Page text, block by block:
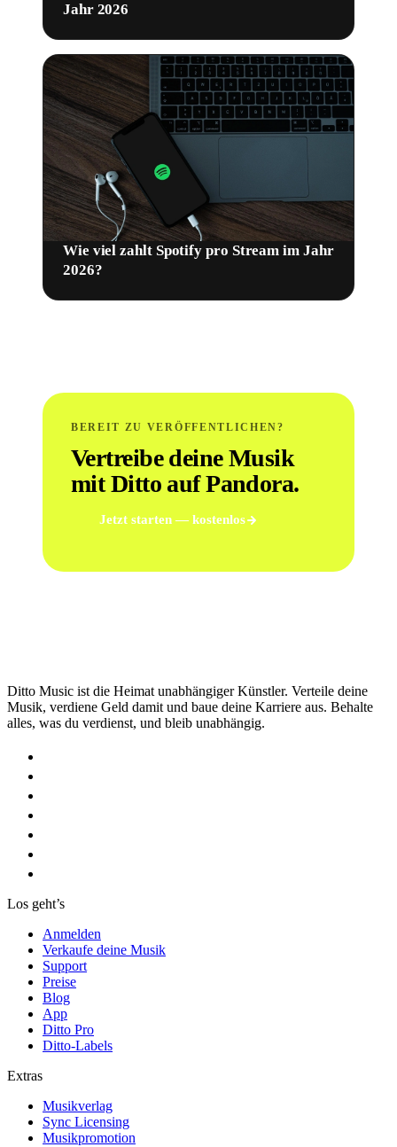
Jahr 2026
Wie viel zahlt Spotify pro Stream im Jahr
2026?
BEREIT ZU VERÖFFENTLICHEN?
Vertreibe deine Musik
mit Ditto auf Pandora.
Jetzt starten — kostenlos
Ditto Music ist die Heimat unabhängiger Künstler. Verteile deine
Musik, verdiene Geld damit und baue deine Karriere aus. Behalte
alles, was du verdienst, und bleib unabhängig.
Los geht’s
Anmelden
Verkaufe deine Musik
Support
Preise
Blog
App
Ditto Pro
Ditto-Labels
Extras
Musikverlag
Sync Licensing
Musikpromotion